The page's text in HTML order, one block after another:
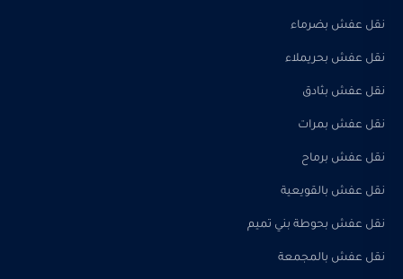
نقل عفش بضرماء
نقل عفش بحريملاء
نقل عفش بثادق
نقل عفش بمرات
نقل عفش برماح
نقل عفش بالقويعية
نقل عفش بحوطة بني تميم
نقل عفش بالمجمعة